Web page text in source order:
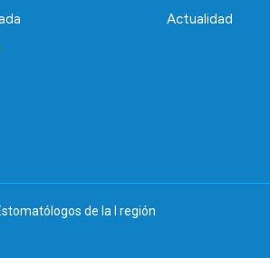
Actualidad
de la I región